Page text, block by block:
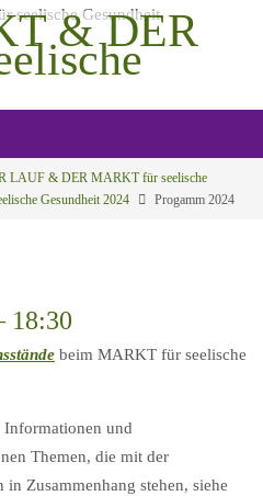
& DER
LAUF & DER MARKT für seelische
Gesundheit 2024 Progamm 2024
18:30
beim MARKT für seelische
und
Themen, die mit der
Zusammenhang stehen, siehe